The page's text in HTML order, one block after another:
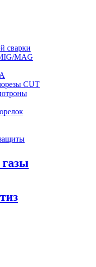
сварки
MAG
CUT